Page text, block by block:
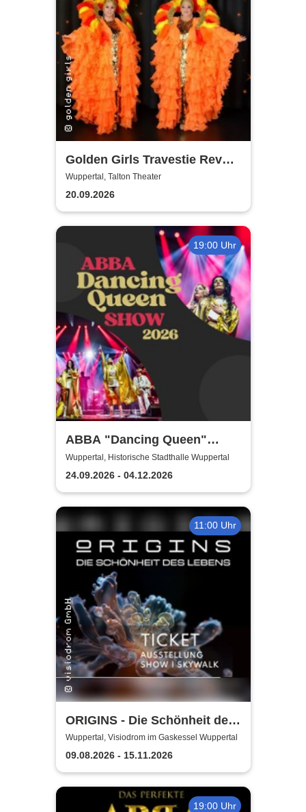
Golden Girls Travestie Revue
- Die neue Show: Glanzvolle
Augenblicke
Wuppertal, Talton Theater
20.09.2026
19:00 Uhr
ABBA "Dancing Queen"
Show 2026
Wuppertal, Historische Stadthalle Wuppertal
24.09.2026 - 04.12.2026
11:00 Uhr
ORIGINS - Die Schönheit des
Lebens
Wuppertal, Visiodrom im Gaskessel Wuppertal
09.08.2026 - 15.11.2026
19:00 Uhr